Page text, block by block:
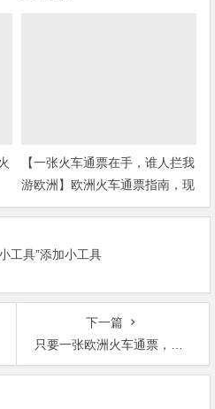
【一张火车通票在手，谁人拦我
游欧洲】欧洲火车通票指南，现
在买还有给力优惠哦
工具”添加小工具
下一篇
只要一张欧洲火车通票，就能畅游欧洲数国，方便又省钱！